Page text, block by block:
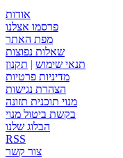
אודות
פרסמו אצלנו
מפת האתר
שאלות נפוצות
תנאי שימוש | תקנון
מדיניות פרטיות
הצהרת נגישות
מנוי תוכנית תזונה
בקשת ביטול מנוי
הבלוג שלנו
RSS
צור קשר